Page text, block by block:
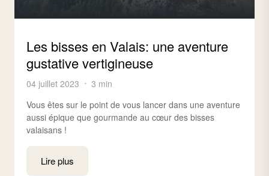
Les bisses en Valais: une aventure
gustative vertigineuse
04 juillet 2023
3 min
Vous êtes sur le point de vous lancer dans une aventure
aussi épique que gourmande au cœur des bisses
valaisans !
Lire plus